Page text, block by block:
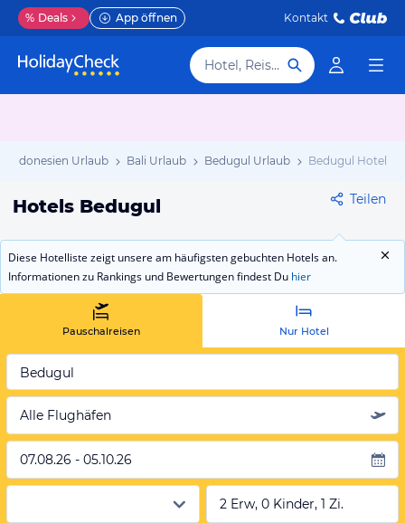
% Deals App öffnen Kontakt
Hotel, Reiseziel
Indonesien Urlaub Bali Urlaub Bedugul Urlaub Bedugul Hotels
Hotels Bedugul Teilen
Diese Hotelliste zeigt unsere am häufigsten gebuchten Hotels an.
Informationen zu Rankings und Bewertungen findest Du hier
Pauschalreisen Nur Hotel
Bedugul
Alle Flughäfen
07.08.26 - 05.10.26
2 Erw, 0 Kinder, 1 Zi.